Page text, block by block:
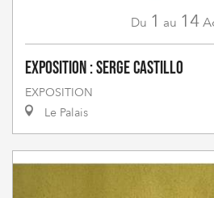
Du 1 au 14
Exposition : Serge Castillo
EXPOSITION
Le Palais